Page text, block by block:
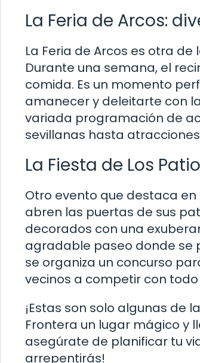
La Feria de Arcos:
La Feria de Arcos es otra
Durante una semana, el
comida. Es un momento
amanecer y deleitarte con
variada programación de
sevillanas hasta
La Fiesta de Los
Otro evento que destaca en
abren las puertas de sus
decorados con una
agradable paseo donde se
se organiza un concurso
vecinos a competir con
¡Estas son solo algunas de
Frontera un lugar mágico y
asegúrate de planificar tu
arrepentirás!